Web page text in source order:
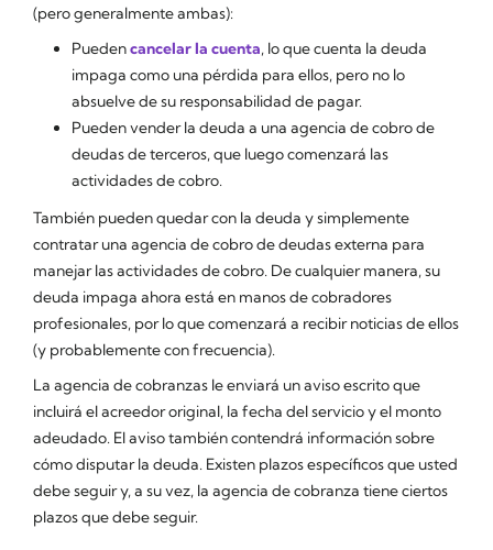
(pero generalmente ambas):
Puedencancelar la cuenta, lo que cuenta la deuda
impaga como una pérdida para ellos, pero no lo
absuelve de su responsabilidad de pagar.
Pueden vender la deuda a una agencia de cobro de
deudas de terceros, que luego comenzará las
actividades de cobro.
También pueden quedar con la deuda y simplemente
contratar una agencia de cobro de deudas externa para
manejar las actividades de cobro. De cualquier manera, su
deuda impaga ahora está en manos de cobradores
profesionales, por lo que comenzará a recibir noticias de ellos
(y probablemente con frecuencia).
La agencia de cobranzas le enviará un aviso escrito que
incluirá el acreedor original, la fecha del servicio y el monto
adeudado. El aviso también contendrá información sobre
cómo disputar la deuda. Existen plazos específicos que usted
debe seguir y, a su vez, la agencia de cobranza tiene ciertos
plazos que debe seguir.